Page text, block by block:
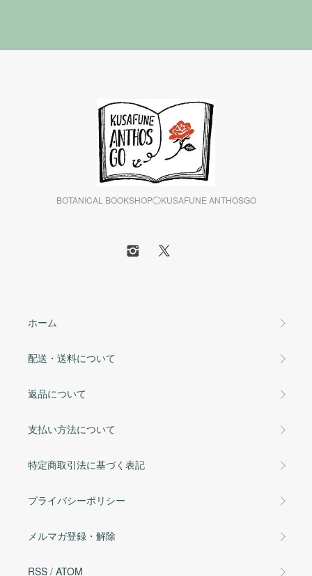
BOTANICAL BOOKSHOP◯KUSAFUNE ANTHOSGO
ホーム
配送・送料について
返品について
支払い方法について
特定商取引法に基づく表記
プライバシーポリシー
メルマガ登録・解除
RSS / ATOM